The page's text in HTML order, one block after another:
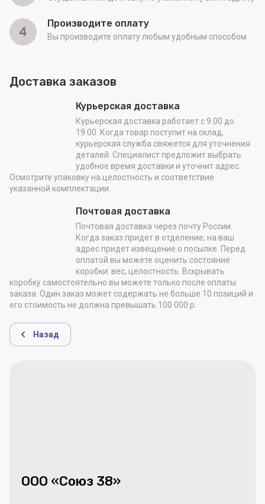
4
Производите оплату
Вы производите оплату любым удобным способом
Доставка заказов
Курьерская доставка
Курьерская доставка работает с 9.00 до
19.00. Когда товар поступит на склад,
курьерская служба свяжется для уточнения
деталей. Специалист предложит выбрать
удобное время доставки и уточнит адрес.
Осмотрите упаковку на целостность и соответствие
указанной комплектации.
Почтовая доставка
Почтовая доставка через почту России.
Когда заказ придет в отделение, на ваш
адрес придет извещение о посылке. Перед
оплатой вы можете оценить состояние
коробки: вес, целостность. Вскрывать
коробку самостоятельно вы можете только после оплаты
заказа. Один заказ может содержать не больше 10 позиций и
его стоимость не должна превышать 100 000 р.
Назад
ООО «Союз 38»